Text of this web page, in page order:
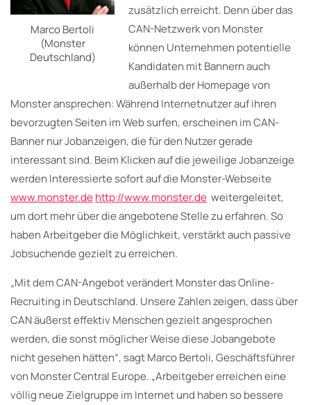
Marco Bertoli
(Monster
Deutschland)
zusätzlich erreicht. Denn über das
CAN-Netzwerk von Monster
können Unternehmen potentielle
Kandidaten mit Bannern auch
außerhalb der Homepage von
Monster ansprechen: Während Internetnutzer auf ihren
bevorzugten Seiten im Web surfen, erscheinen im CAN-
Banner nur Jobanzeigen, die für den Nutzer gerade
interessant sind. Beim Klicken auf die jeweilige Jobanzeige
werden Interessierte sofort auf die Monster-Webseite
www.monster.dehttp://www.monster.de weitergeleitet,
um dort mehr über die angebotene Stelle zu erfahren. So
haben Arbeitgeber die Möglichkeit, verstärkt auch passive
Jobsuchende gezielt zu erreichen.
„Mit dem CAN-Angebot verändert Monster das Online-
Recruiting in Deutschland. Unsere Zahlen zeigen, dass über
CAN äußerst effektiv Menschen gezielt angesprochen
werden, die sonst möglicher Weise diese Jobangebote
nicht gesehen hätten“, sagt Marco Bertoli, Geschäftsführer
von Monster Central Europe. „Arbeitgeber erreichen eine
völlig neue Zielgruppe im Internet und haben so bessere